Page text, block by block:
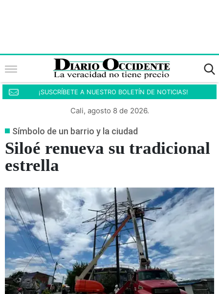
¡SUSCRÍBETE A NUESTRO BOLETÍN DE NOTICIAS!
Cali, agosto 8 de 2026.
Símbolo de un barrio y la ciudad
Siloé renueva su tradicional
estrella